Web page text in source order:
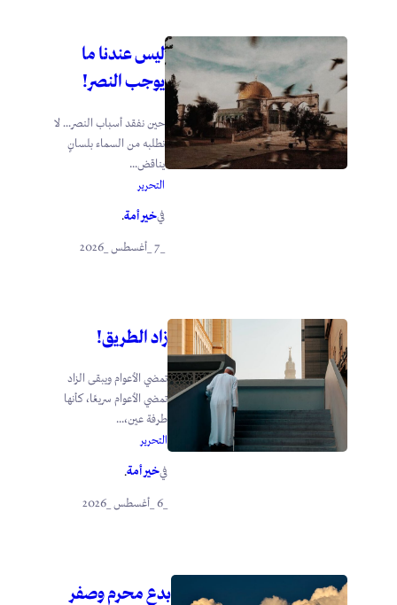
ليس عندنا ما
يوجب النصر!
حين نفقد أسباب النصر… لا
نطلبه من السماء بلسانٍ
يناقض...
التحرير
فيخير أمة.
زاد الطريق!
تمضي الأعوام ويبقى الزاد
تمضي الأعوام سريعًا، كأنها
طرفة عين،...
التحرير
فيخير أمة.
بدع محرم وصفر